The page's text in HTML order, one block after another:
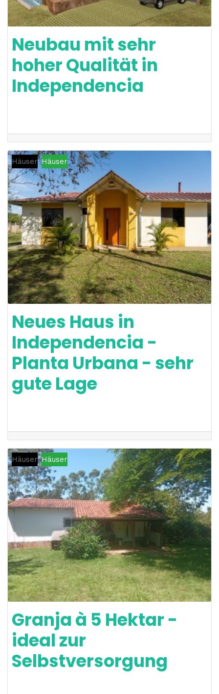
Neubau mit sehr
hoher Qualität in
Independencia
Häuser Häuser
Neues Haus in
Independencia -
Planta Urbana - sehr
gute Lage
Häuser Häuser
Granja à 5 Hektar -
ideal zur
Selbstversorgung